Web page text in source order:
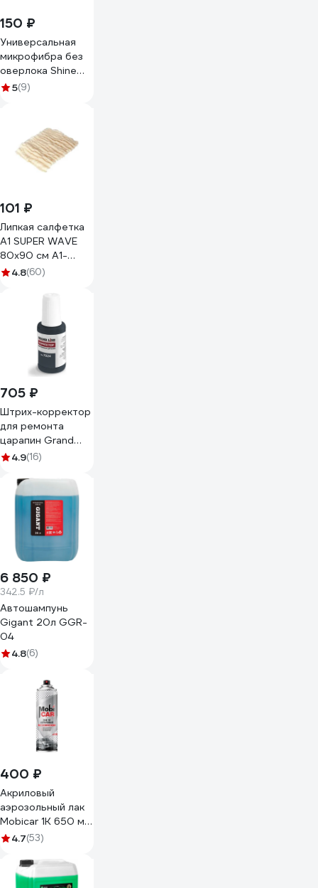
150 ₽
Универсальная
микрофибра без
оверлока Shine
systems edgeless
5(9)
101 ₽
Липкая салфетка
А1 SUPER WAVE
80x90 см А1-
50509SW
4.8(60)
705 ₽
Штрих-корректор
для ремонта
царапин Grand
Line GL RAL7024 с
4.9(16)
6 850 ₽
342.5 ₽/л
Автошампунь
Gigant 20л GGR-
04
4.8(6)
400 ₽
Акриловый
аэрозольный лак
Mobicar 1К 650 мл,
бесцветный
30 MC
4.7(53)